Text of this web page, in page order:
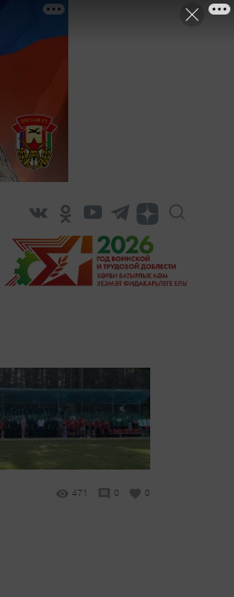
Патриотизм
471 0 0